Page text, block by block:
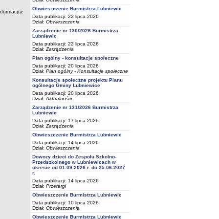
»
Obwieszczenie Burmistrza Lubniewic
Data publikacji: 22 lipca 2026
Dział: Obwieszczenia
Zarządzenie nr 130/2026 Burmistrza
Lubniewic
Data publikacji: 22 lipca 2026
Dział: Zarządzenia
Plan ogólny - konsultacje społeczne
Data publikacji: 20 lipca 2026
Dział: Plan ogólny - Konsultacje społeczne
Konsultacje społeczne projektu Planu
ogólnego Gminy Lubniewice
Data publikacji: 20 lipca 2026
Dział: Aktualności
Zarządzenie nr 131/2026 Burmistrza
Lubniewic
Data publikacji: 17 lipca 2026
Dział: Zarządzenia
Obwieszczenie Burmistrza Lubniewic
Data publikacji: 14 lipca 2026
Dział: Obwieszczenia
Dowozy dzieci do Zespołu Szkolno-
Przedszkolnego w Lubniewicach w
okresie od 01.09.2026 r. do 25.06.2027
r.
Data publikacji: 14 lipca 2026
Dział: Przetargi
Obwieszczenie Burmistrza Lubniewic
Data publikacji: 10 lipca 2026
Dział: Obwieszczenia
Obwieszczenie Burmistrza Lubniewic